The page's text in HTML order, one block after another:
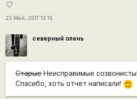
favorite_border
25 Май, 2017 13:15
северный олень
СтарыеНеисправимые созвонисты!
Спасибо, хоть отчет написали!
:)